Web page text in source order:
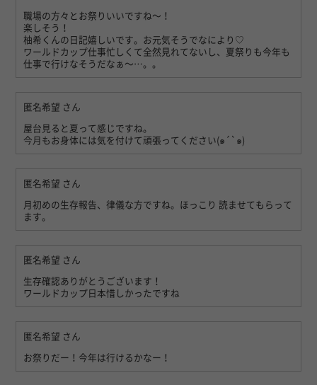
職場の方々とお祭りいいですね〜！
楽しそう！
柚希くんの日記嬉しいです。お元気そうでなにより♡
ワールドカップ仕事忙しくて全然見れてないし、夏祭りも今年も
仕事で行けなそうだなぁ〜…。。
匿名希望 さん
屋台見ると夏って感じですね。
今月もお身体には気を付けて頑張ってください(๑´`๑)
匿名希望 さん
月初めの生存報告、律儀な方ですね。ほっこり 読ませてもらって
ます。
匿名希望 さん
生存確認ありがとうございます！
ワールドカップ日本惜しかったですね
匿名希望 さん
お祭りだー！今年は行けるかなー！